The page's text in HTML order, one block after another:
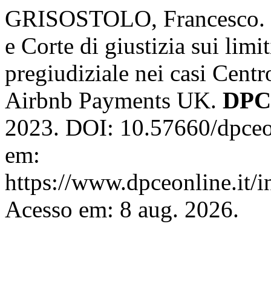
GRISOSTOLO,
e Corte di giustizia sui
pregiudiziale nei casi
Airbnb Payments UK.
2023. DOI: 10.57660/
em:
https://www.dpceonline.it/
Acesso em: 8 aug. 2026.